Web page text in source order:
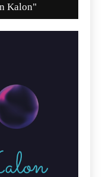
Kalon"